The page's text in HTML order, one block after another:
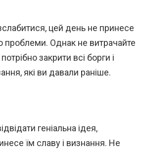
цей день не принесе
проблеми. Однак не витрачайте
закрити всі борги і
які ви давали раніше.
геніальна ідея,
їм славу і визнання. Не